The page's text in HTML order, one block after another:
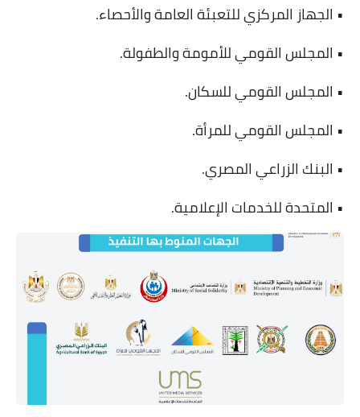
• الجهاز المركزي للتعبئة العامة والأحصاء.
• المجلس القومي للأمومة والطفولة.
• المجلس القومي للسكان.
• المجلس القومي للمرأة.
• البنك الزراعي المصري.
• المتحدة للخدمات الإعلامية.